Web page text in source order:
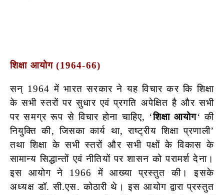
शिक्षा आयोग (1964-66)
सन् 1964 में भारत सरकार ने यह विचार कर कि शिक्षा
के सभी स्तरों पर सुधार एवं प्रगति अपेक्षित है और सभी
पर समग्र रूप से विचार होना चाहिए, ‘शिक्षा आयोग‘ की
नियुक्ति की, जिसका कार्य था, राष्ट्रीय शिक्षा प्रणाली’
तथा शिक्षा के सभी स्तरों और सभी पक्षों के विकास के
सामान्य सिद्धान्तों एवं नीतियों पर शासन को परामर्श देना।
इस आयोग ने 1966 में आख्या प्रस्तुत की। इसके
अध्यक्ष डॉ. सी.एस. कोठारी थे। इस आयोग द्वारा प्रस्तुत